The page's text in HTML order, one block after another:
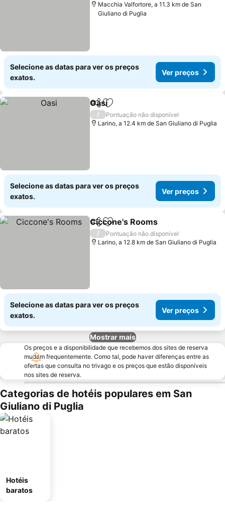
Macchia Valfortore, a 11.3 km de San
Giuliano di Puglia
Selecione as datas para ver os preços
exatos.
Ver preços
PartilharAdicionar aos favoritos
Oasi
/
Pontuação não disponível
Larino, a 12.4 km de San Giuliano di Puglia
Selecione as datas para ver os preços
exatos.
Ver preços
PartilharAdicionar aos favoritos
Ciccone's Rooms
/
Pontuação não disponível
Larino, a 12.8 km de San Giuliano di Puglia
Selecione as datas para ver os preços
exatos.
Ver preços
Mostrar mais
Os preços e a disponibilidade que recebemos dos sites de reserva
mudam frequentemente. Como tal, pode haver diferenças entre as
ofertas que consulta no trivago e os preços que estão disponíveis
nos sites de reserva.
Categorias de hotéis populares em San
Giuliano di Puglia
Hotéis
baratos